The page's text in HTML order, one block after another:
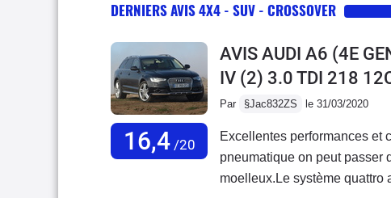
DERNIERS AVIS 4X4 - SUV - CROSSOVER
16,4/20
AVIS AUDI A6 (4E
IV (2) 3.0 TDI 218
Par §Jac832ZS le 31/03/2020
Excellentes performances et
pneumatique on peut passer
moelleux.Le système quattro